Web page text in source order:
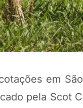
em
pela Scot